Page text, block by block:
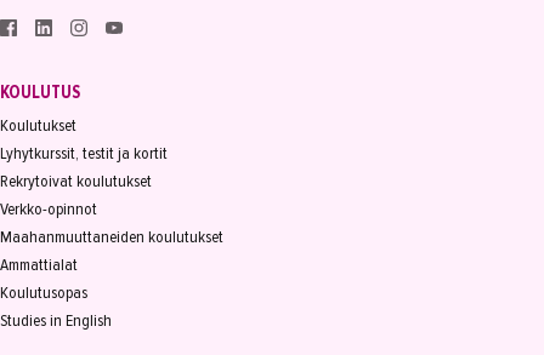
KOULUTUS
Koulutukset
Lyhytkurssit, testit ja kortit
Rekrytoivat koulutukset
Verkko-opinnot
Maahanmuuttaneiden koulutukset
Ammattialat
Koulutusopas
Studies in English